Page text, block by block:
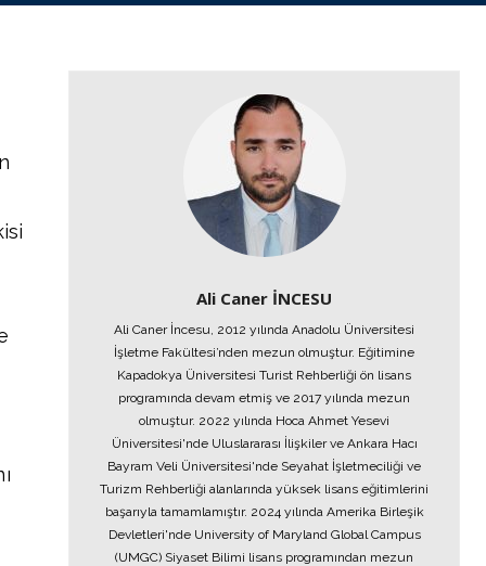
Ali Caner İNCESU
Ali Caner İncesu, 2012 yılında Anadolu Üniversitesi
İşletme Fakültesi’nden mezun olmuştur. Eğitimine
Kapadokya Üniversitesi Turist Rehberliği ön lisans
programında devam etmiş ve 2017 yılında mezun
olmuştur. 2022 yılında Hoca Ahmet Yesevi
Üniversitesi'nde Uluslararası İlişkiler ve Ankara Hacı
Bayram Veli Üniversitesi'nde Seyahat İşletmeciliği ve
Turizm Rehberliği alanlarında yüksek lisans eğitimlerini
başarıyla tamamlamıştır. 2024 yılında Amerika Birleşik
Devletleri'nde University of Maryland Global Campus
(UMGC) Siyaset Bilimi lisans programından mezun